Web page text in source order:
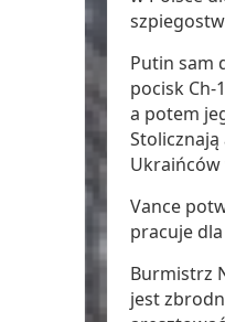
Putin sam
pocisk
a potem
Stolicznają
Vance
pracuje
Burmistrz
jest